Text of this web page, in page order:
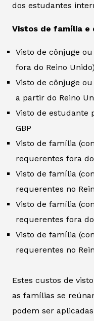
dos estudantes
Vistos de família e
Visto de cônjuge
fora do Reino
Visto de cônjuge
a partir do Reino
Visto de estudante
GBP
Visto de família
requerentes fora
Visto de família
requerentes no
Visto de família
requerentes fora
Visto de família
requerentes no
Estes custos de
as famílias se
podem ser